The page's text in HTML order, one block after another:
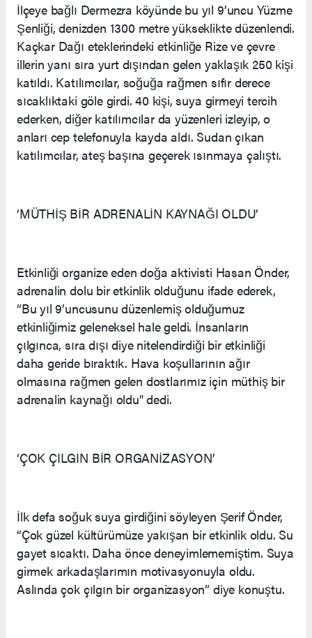
İlçeye bağlı Dermezra köyünde bu yıl 9’uncu Yüzme
Şenliği, denizden 1300 metre yükseklikte düzenlendi.
Kaçkar Dağı eteklerindeki etkinliğe Rize ve çevre
illerin yanı sıra yurt dışından gelen yaklaşık 250 kişi
katıldı. Katılımcılar, soğuğa rağmen sıfır derece
sıcaklıktaki göle girdi. 40 kişi, suya girmeyi tercih
ederken, diğer katılımcılar da yüzenleri izleyip, o
anları cep telefonuyla kayda aldı. Sudan çıkan
katılımcılar, ateş başına geçerek ısınmaya çalıştı.
‘MÜTHİŞ BİR ADRENALİN KAYNAĞI OLDU’
Etkinliği organize eden doğa aktivisti Hasan Önder,
adrenalin dolu bir etkinlik olduğunu ifade ederek,
“Bu yıl 9’uncusunu düzenlemiş olduğumuz
etkinliğimiz geleneksel hale geldi. İnsanların
çılgınca, sıra dışı diye nitelendirdiği bir etkinliği
daha geride bıraktık. Hava koşullarının ağır
olmasına rağmen gelen dostlarımız için müthiş bir
adrenalin kaynağı oldu" dedi.
‘ÇOK ÇILGIN BİR ORGANİZASYON’
İlk defa soğuk suya girdiğini söyleyen Şerif Önder,
“Çok güzel kültürümüze yakışan bir etkinlik oldu. Su
gayet sıcaktı. Daha önce deneyimlememiştim. Suya
girmek arkadaşlarımın motivasyonuyla oldu.
Aslında çok çılgın bir organizasyon” diye konuştu.